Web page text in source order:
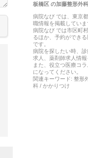
板橋区の加藤整形外科
病院なび では、 東京都
職情報を掲載していま
病院なび では市区町
るほか、予約ができ
です。
病院を探したい時、
求人、薬剤師求人情報
また、役立つ医療コ
になってください。
関連キーワード: 整形
科 / かかりつけ